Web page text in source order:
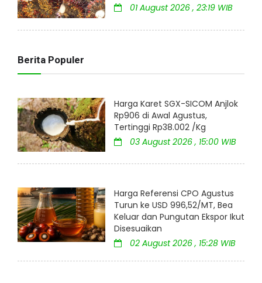
01 August 2026 , 23:19 WIB
Berita Populer
Harga Karet SGX-SICOM Anjlok
Rp906 di Awal Agustus,
Tertinggi Rp38.002 /Kg
03 August 2026 , 15:00 WIB
Harga Referensi CPO Agustus
Turun ke USD 996,52/MT, Bea
Keluar dan Pungutan Ekspor Ikut
Disesuaikan
02 August 2026 , 15:28 WIB